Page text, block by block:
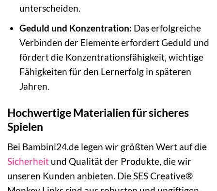
unterscheiden.
Geduld und Konzentration: Das erfolgreiche
Verbinden der Elemente erfordert Geduld und
fördert die Konzentrationsfähigkeit, wichtige
Fähigkeiten für den Lernerfolg in späteren
Jahren.
Hochwertige Materialien für sicheres
Spielen
Bei Bambini24.de legen wir größten Wert auf die
Sicherheit und Qualität der Produkte, die wir
unseren Kunden anbieten. Die SES Creative®